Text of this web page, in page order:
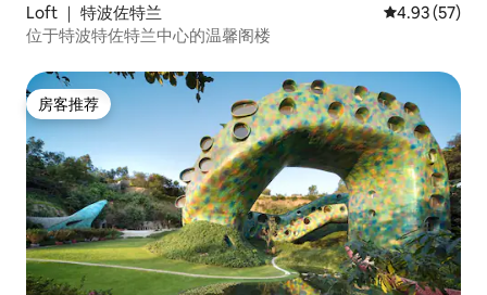
Loft ｜ 特波佐特兰 平均评分
4.93 (57)
位于特波特佐特兰中心的温馨阁楼
房客推荐
房客推荐